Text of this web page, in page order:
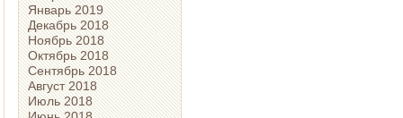
Январь 2019
Декабрь 2018
Ноябрь 2018
Октябрь 2018
Сентябрь 2018
Август 2018
Июль 2018